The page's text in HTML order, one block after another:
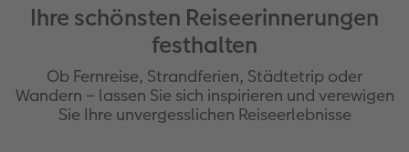
Ihre schönsten Reiseerinnerungen
festhalten
Ob Fernreise, Strandferien, Städtetrip oder
Wandern – lassen Sie sich inspirieren und verewigen
Sie Ihre unvergesslichen Reiseerlebnisse